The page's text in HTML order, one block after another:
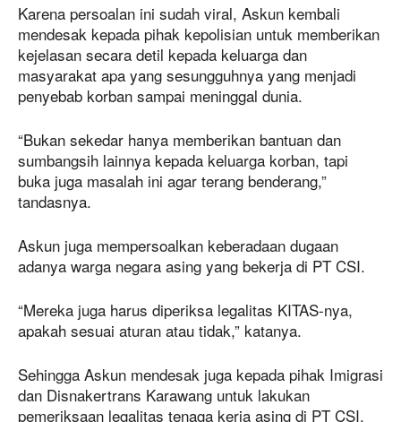
Karena persoalan ini sudah viral, Askun kembali
mendesak kepada pihak kepolisian untuk memberikan
kejelasan secara detil kepada keluarga dan
masyarakat apa yang sesungguhnya yang menjadi
penyebab korban sampai meninggal dunia.
“Bukan sekedar hanya memberikan bantuan dan
sumbangsih lainnya kepada keluarga korban, tapi
buka juga masalah ini agar terang benderang,”
tandasnya.
Askun juga mempersoalkan keberadaan dugaan
adanya warga negara asing yang bekerja di PT CSI.
“Mereka juga harus diperiksa legalitas KITAS-nya,
apakah sesuai aturan atau tidak,” katanya.
Sehingga Askun mendesak juga kepada pihak Imigrasi
dan Disnakertrans Karawang untuk lakukan
pemeriksaan legalitas tenaga kerja asing di PT CSI.